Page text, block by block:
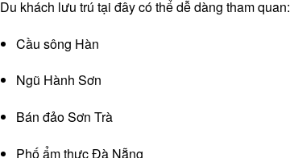
Du khách lưu trú tại đây có thể dễ dàng tham quan:
Cầu sông Hàn
Ngũ Hành Sơn
Bán đảo Sơn Trà
Phố ẩm thực Đà Nẵng